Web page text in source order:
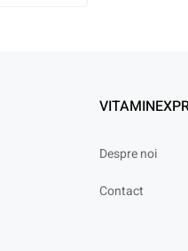
Despre noi
Contact